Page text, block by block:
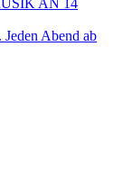
Abend ab